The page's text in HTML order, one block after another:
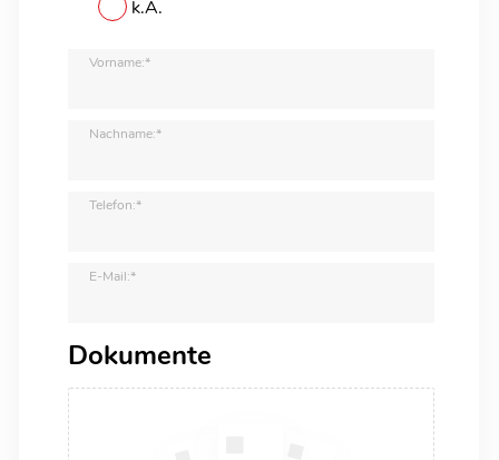
k.A.
Vorname:*
Nachname:*
Telefon:*
E-Mail:*
Dokumente